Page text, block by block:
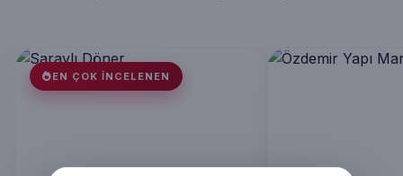
EN ÇOK İNCELENEN